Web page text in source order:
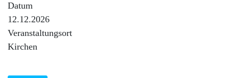
Datum
12.12.2026
Veranstaltungsort
Kirchen